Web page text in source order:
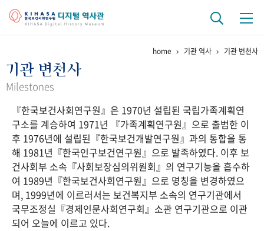
걸어온 길 기관 변천사
연구 역사
정책과 연구 키워드로 보는 연구 역사
연구자들
간행물 변천사
기록물 아카이브
사진 아카이브 문서 기록물 행정박물 영상 기록물
home 기관 역사 기관 변천사
기관 변천사
Milestones
『한국보건사회연구원』은 1970년 설립된 국립가족계획연
구소를 계승하여 1971년 『가족계획연구원』으로 출범한 이
후 1976년에 설립된『한국보건개발연구원』과의 통합을 통
해 1981년『한국인구보건연구원』으로 발족하였다. 이후 보
건사회부 소속『사회보장심의위원회』의 연구기능을 흡수하
여 1989년『한국보건사회연구원』으로 명칭을 변경하였으
며, 1999년에 이르러서는 보건복지부 소속의 연구기관에서
국무조정실『경제인문사회연구회』소관 연구기관으로 이관
되어 오늘에 이르고 있다.